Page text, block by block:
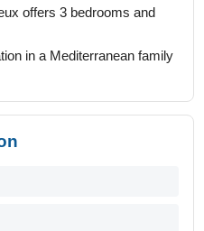
offers 3 bedrooms and
in a Mediterranean family